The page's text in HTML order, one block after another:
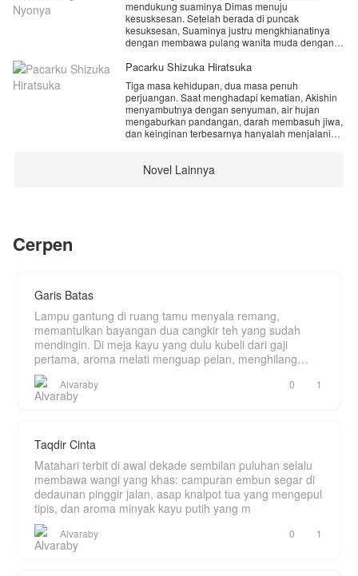
menjadi ibu sambung untuk putri sahabatnya
sendiri.
Walaupun Randy tidak pernah mengangap
menyayangi putrinya dengan sangat baik. Rania
yang memiliki kesalahan di masa lalu berusaha
memperbaiki kesalahannya dengan memenuhi
wasiat sang sahabat.
Akankah Rania sangup bertahan dengan sikap
dingin Randy kepadanya? Atau dia memilih untuk
Yuk intip terus kisahnya...
mendukung suaminya Dimas menuju
kesusksesan. Setelah berada di puncak
kesuksesan, Suaminya justru mengkhianatinya
dengan membawa pulang wanita muda dengan
menyakitkan nya lagi keluarga suaminya ikut
pengorbanannya selama bertahun-tahun tidaklah
berarti.
Saat nyawanya berakhir karena ulah sang
pelakor. Karin terbangun kembali di masa lalu
berubah menjadi wanita kuat dan bersumpah
Pacarku Shizuka Hiratsuka
Tiga masa kehidupan, dua masa penuh
perjuangan. Saat menghadapi kematian, Akishin
menyambutnya dengan senyuman, air hujan
mengaburkan pandangan, darah membasuh jiwa,
dan keinginan terbesarnya hanyalah menjalani
​Kematian, kelahiran kembali, pertemuan,
kerinduan, perlindungan, pendampingan, cinta,
Novel Lainnya
Cerpen
Garis Batas
Lampu gantung di ruang tamu menyala remang,
memantulkan bayangan dua cangkir teh yang sudah
mendingin. Di meja kayu yang dulu kubeli dari gaji
pertama, aroma melati menguap pelan, menghilang
ditelan k
Alvaraby 0 1
Taqdir Cinta
Matahari terbit di awal dekade sembilan puluhan selalu
membawa wangi yang khas: campuran embun segar di
dedaunan pinggir jalan, asap knalpot tua yang mengepul
tipis, dan aroma minyak kayu putih yang m
Alvaraby 0 1